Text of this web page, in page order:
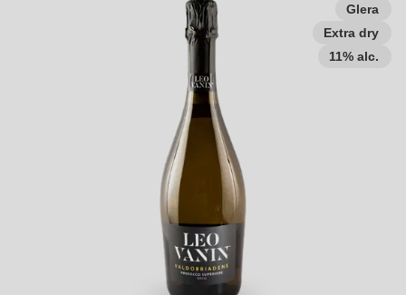
Glera
Extra dry
11% alc.